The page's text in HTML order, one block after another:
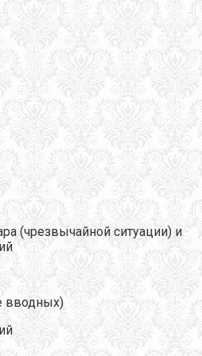
(чрезвычайной ситуации) и
вводных)